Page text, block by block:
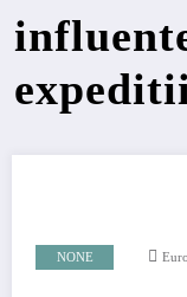
NONE